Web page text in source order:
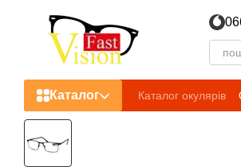
Каталог Каталог окулярів